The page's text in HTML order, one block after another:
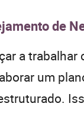
de
a trabalhar
um